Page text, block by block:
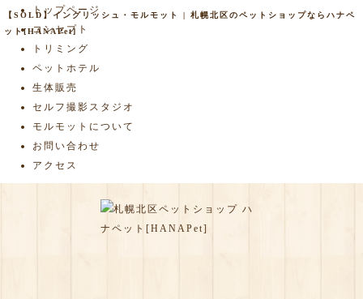
【SOLD】イングリッシュ・モルモット | 札幌北区のペットショップならハナペ
ット[HANAPet]
トップページ
コンセプト
トリミング
ペットホテル
生体販売
セルフ撮影スタジオ
モルモットについて
お問い合わせ
アクセス